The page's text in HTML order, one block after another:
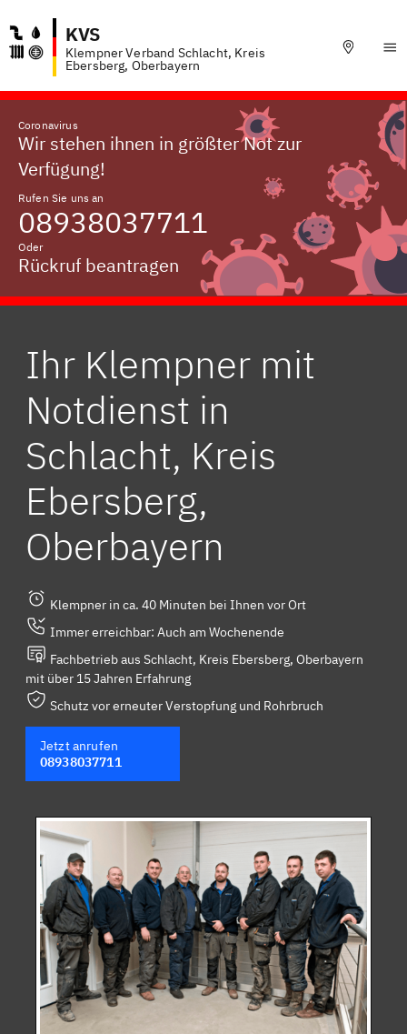
KVS
Klempner Verband Schlacht, Kreis
Ebersberg, Oberbayern
Coronavirus
Wir stehen ihnen in größter Not zur
Verfügung!
Rufen Sie uns an
08938037711
Oder
Rückruf beantragen
Ihr Klempner mit
Notdienst in
Schlacht, Kreis
Ebersberg,
Oberbayern
Klempner in ca. 40 Minuten bei Ihnen vor Ort
Immer erreichbar: Auch am Wochenende
Fachbetrieb aus Schlacht, Kreis Ebersberg, Oberbayern
mit über 15 Jahren Erfahrung
Schutz vor erneuter Verstopfung und Rohrbruch
Jetzt anrufen
08938037711